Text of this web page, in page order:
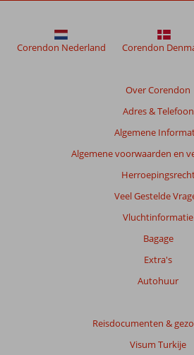
maanden
Over Corendon
Adres & Telefoon
Algemene
Algemene voorwaarden en
Veel Gestelde
Vluchtinformatie
Bagage
Extra's
Autohuur
Reisdocumenten &
Visum Turkije
Corendon Nederland Corendon